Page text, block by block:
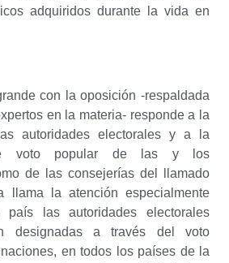
adquiridos durante la vida en
con la oposición -respaldada
en la materia- responde a la
autoridades electorales y a la
voto popular de las y los
de las consejerías del llamado
llama la atención especialmente
las autoridades electorales
designadas a través del voto
en todos los países de la